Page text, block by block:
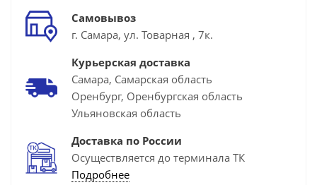
Самовывоз
г. Самара, ул. Товарная , 7к.
Курьерская доставка
Самара, Самарская область
Оренбург, Оренбургская область
Ульяновская область
Доставка по России
Осуществляется до терминала ТК
Подробнее